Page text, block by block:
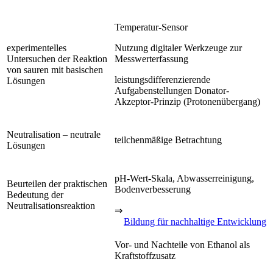
experimentelles
Untersuchen der Reaktion
von sauren mit basischen
Lösungen
Temperatur-Sensor
Nutzung digitaler Werkzeuge zur
Messwerterfassung
leistungsdifferenzierende
Aufgabenstellungen Donator-
Akzeptor-Prinzip (Protonenübergang)
Neutralisation – neutrale
Lösungen
teilchenmäßige Betrachtung
Beurteilen der praktischen
Bedeutung der
Neutralisationsreaktion
pH-Wert-Skala, Abwasserreinigung,
Bodenverbesserung
⇒
Bildung für nachhaltige Entwicklung
Vor- und Nachteile von Ethanol als
Kraftstoffzusatz